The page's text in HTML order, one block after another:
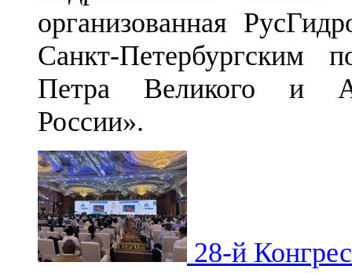
организованная
Санкт-Петербургским
Петра Великого и
России».
28-й